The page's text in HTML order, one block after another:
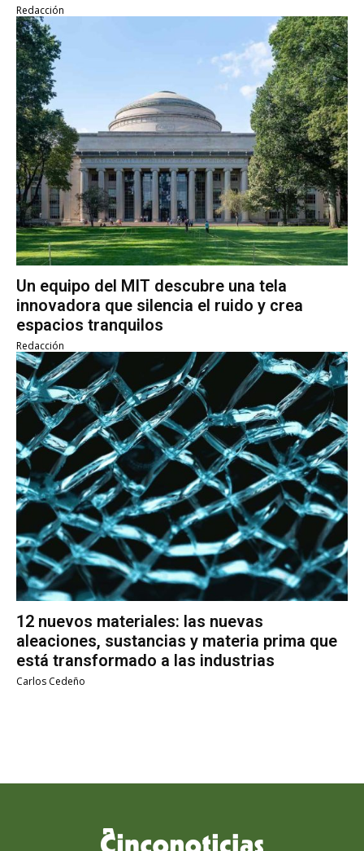
Redacción
Un equipo del MIT descubre una tela
innovadora que silencia el ruido y crea
espacios tranquilos
Redacción
12 nuevos materiales: las nuevas
aleaciones, sustancias y materia prima que
está transformado a las industrias
Carlos Cedeño